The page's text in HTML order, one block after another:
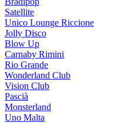
Satellite
Unico Lounge Riccione
Jolly Disco
Blow Up
Carnaby Rimini
Rio Grande
Wonderland Club
Vision Club
Pascià
Monsterland
Uno Malta